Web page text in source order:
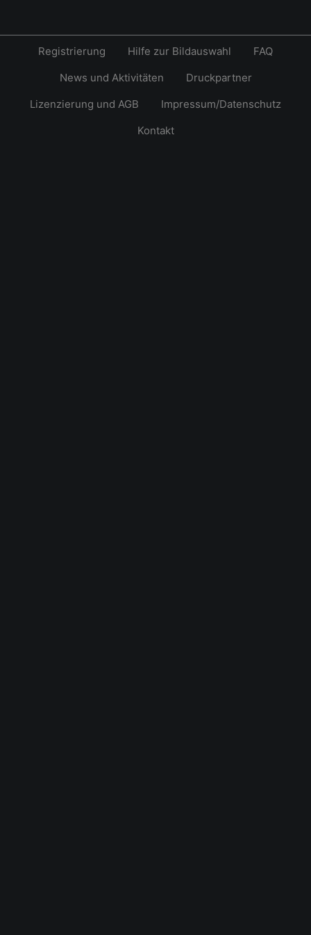
Registrierung Hilfe zur Bildauswahl
FAQ
News und Aktivitäten
Druckpartner
Lizenzierung und AGB
Impressum/Datenschutz
Kontakt